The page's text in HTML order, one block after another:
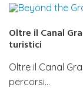
Oltre il Canal
turistici
Oltre il Canal
percorsi…